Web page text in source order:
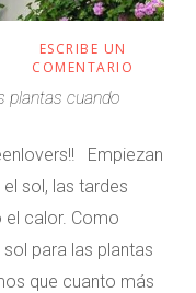
ESCRIBE UN
COMENTARIO
plantas cuando
Empiezan
sol, las tardes
el calor. Como
para las plantas
que cuanto más